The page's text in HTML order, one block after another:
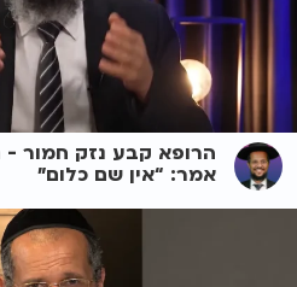
הרופא קבע נזק חמור -
אמר: “אין שם כלום”